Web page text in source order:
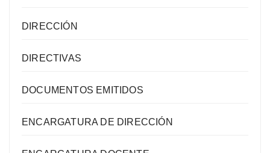
DIRECCIÓN
DIRECTIVAS
DOCUMENTOS EMITIDOS
ENCARGATURA DE DIRECCIÓN